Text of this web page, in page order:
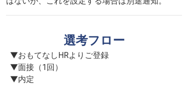
選考フロー
▼おもてなしHRよりご登録
▼面接（1回）
▼内定